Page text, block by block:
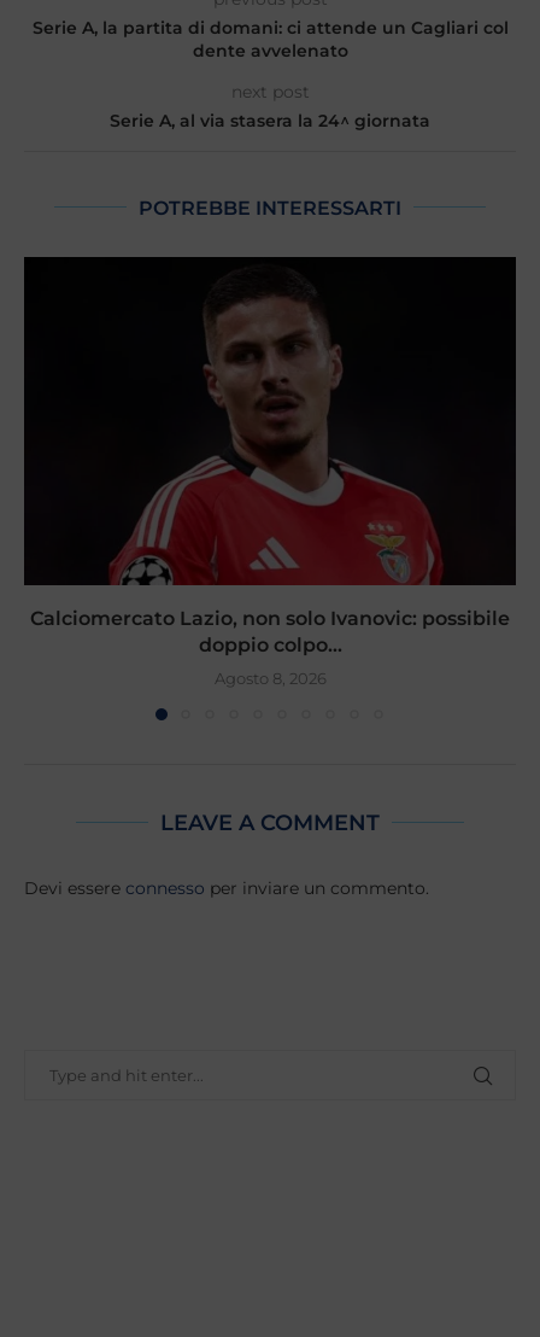
Serie A, la partita di domani: ci attende un Cagliari col
dente avvelenato
next post
Serie A, al via stasera la 24^ giornata
POTREBBE INTERESSARTI
Calciomercato Lazio, non solo Ivanovic: possibile
doppio colpo...
Agosto 8, 2026
LEAVE A COMMENT
Devi essere connesso per inviare un commento.